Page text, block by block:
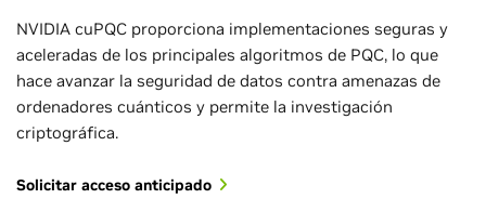
NVIDIA cuPQC proporciona implementaciones seguras y
aceleradas de los principales algoritmos de PQC, lo que
hace avanzar la seguridad de datos contra amenazas de
ordenadores cuánticos y permite la investigación
criptográfica.
Solicitar acceso anticipado